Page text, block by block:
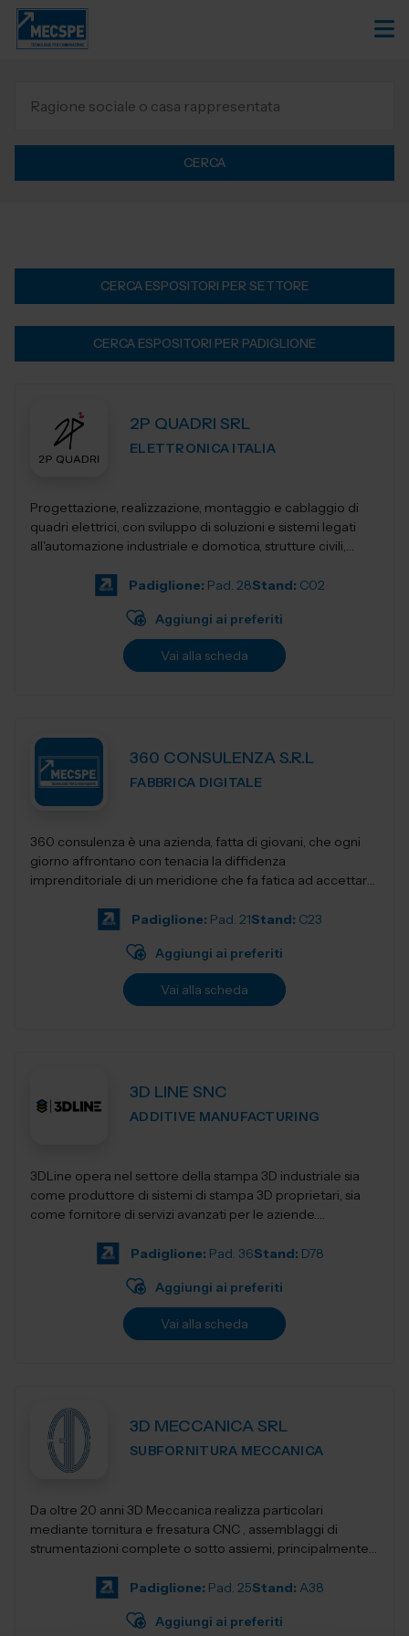
CERCA
CERCA ESPOSITORI PER SETTORE
CERCA ESPOSITORI PER PADIGLIONE
2P QUADRI SRL
ELETTRONICA ITALIA
Progettazione, realizzazione, montaggio e cablaggio di
quadri elettrici, con sviluppo di soluzioni e sistemi legati
all'automazione industriale e domotica, strutture civili,
Padiglione: Pad. 28Stand: C02
Aggiungi ai preferiti
Vai alla scheda
360 CONSULENZA S.R.L
FABBRICA DIGITALE
360 consulenza è una azienda, fatta di giovani, che ogni
giorno affrontano con tenacia la diffidenza
imprenditoriale di un meridione che fa fatica ad accettare
Padiglione: Pad. 21Stand: C23
Aggiungi ai preferiti
Vai alla scheda
3D LINE SNC
ADDITIVE MANUFACTURING
3DLine opera nel settore della stampa 3D industriale sia
come produttore di sistemi di stampa 3D proprietari, sia
come fornitore di servizi avanzati per le aziende.
Padiglione: Pad. 36Stand: D78
Aggiungi ai preferiti
Vai alla scheda
3D MECCANICA SRL
SUBFORNITURA MECCANICA
Da oltre 20 anni 3D Meccanica realizza particolari
mediante tornitura e fresatura CNC , assemblaggi di
strumentazioni complete o sotto assiemi, principalmente
Padiglione: Pad. 25Stand: A38
Aggiungi ai preferiti